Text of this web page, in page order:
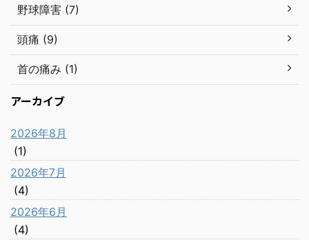
野球障害 (7)
頭痛 (9)
首の痛み (1)
アーカイブ
2026年8月
(1)
2026年7月
(4)
2026年6月
(4)